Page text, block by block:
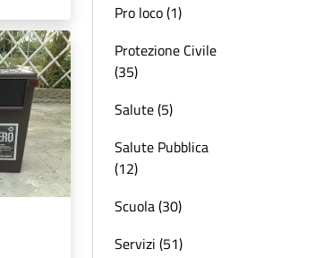
Pro loco (1)
Protezione Civile
(35)
Salute (5)
Salute Pubblica
(12)
Scuola (30)
Servizi (51)